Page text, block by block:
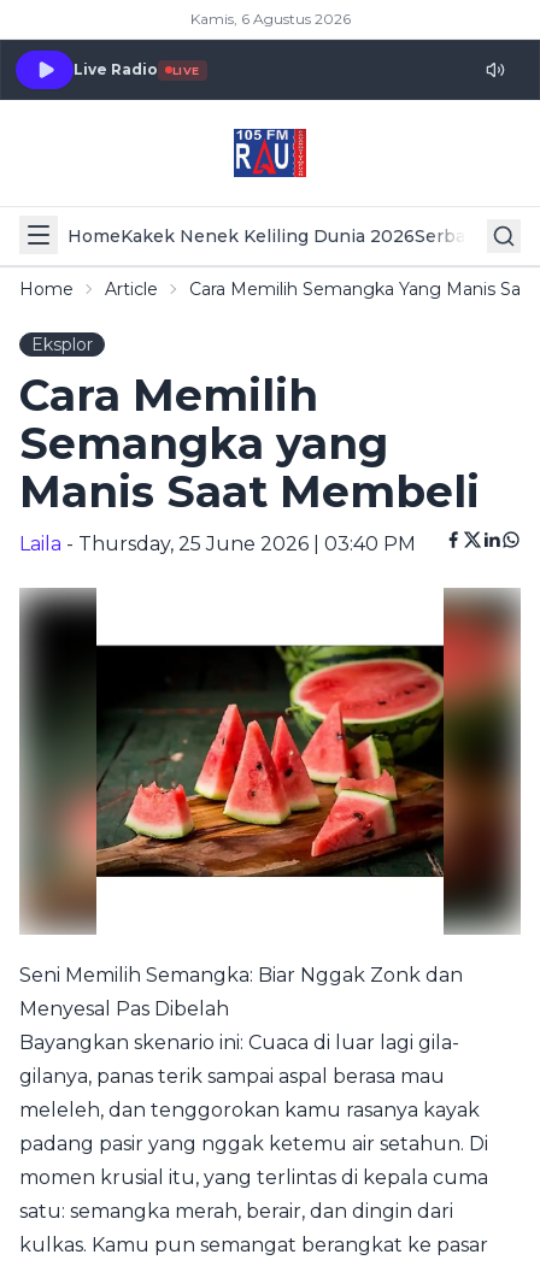
Kamis, 6 Agustus 2026
Live Radio LIVE
HomeKakek Nenek Keliling Dunia 2026Serba Serbi
Home Article Cara Memilih Semangka Yang Manis
Eksplor
Cara Memilih
Semangka yang
Manis Saat Membeli
Laila - Thursday, 25 June 2026 | 03:40 PM
Seni Memilih Semangka: Biar Nggak Zonk dan
Menyesal Pas Dibelah
Bayangkan skenario ini: Cuaca di luar lagi gila-
gilanya, panas terik sampai aspal berasa mau
meleleh, dan tenggorokan kamu rasanya kayak
padang pasir yang nggak ketemu air setahun. Di
momen krusial itu, yang terlintas di kepala cuma
satu: semangka merah, berair, dan dingin dari
kulkas. Kamu pun semangat berangkat ke pasar